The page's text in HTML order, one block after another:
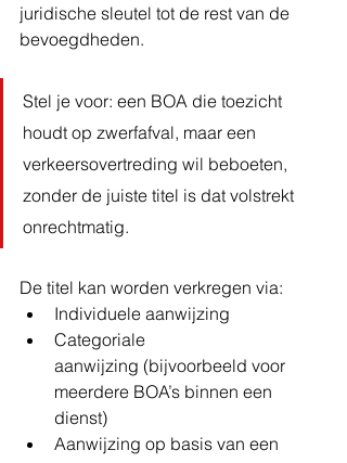
juridische sleutel tot de rest van de
bevoegdheden.
Stel je voor: een BOA die toezicht
houdt op zwerfafval, maar een
verkeersovertreding wil beboeten,
zonder de juiste titel is dat volstrekt
onrechtmatig.
De titel kan worden verkregen via:
Individuele aanwijzing
Categoriale
aanwijzing (bijvoorbeeld voor
meerdere BOA’s binnen een
dienst)
Aanwijzing op basis van een